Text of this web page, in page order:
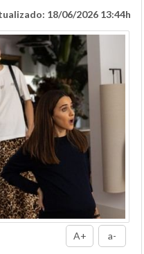
18/06/2026 13:44h
A+ a-